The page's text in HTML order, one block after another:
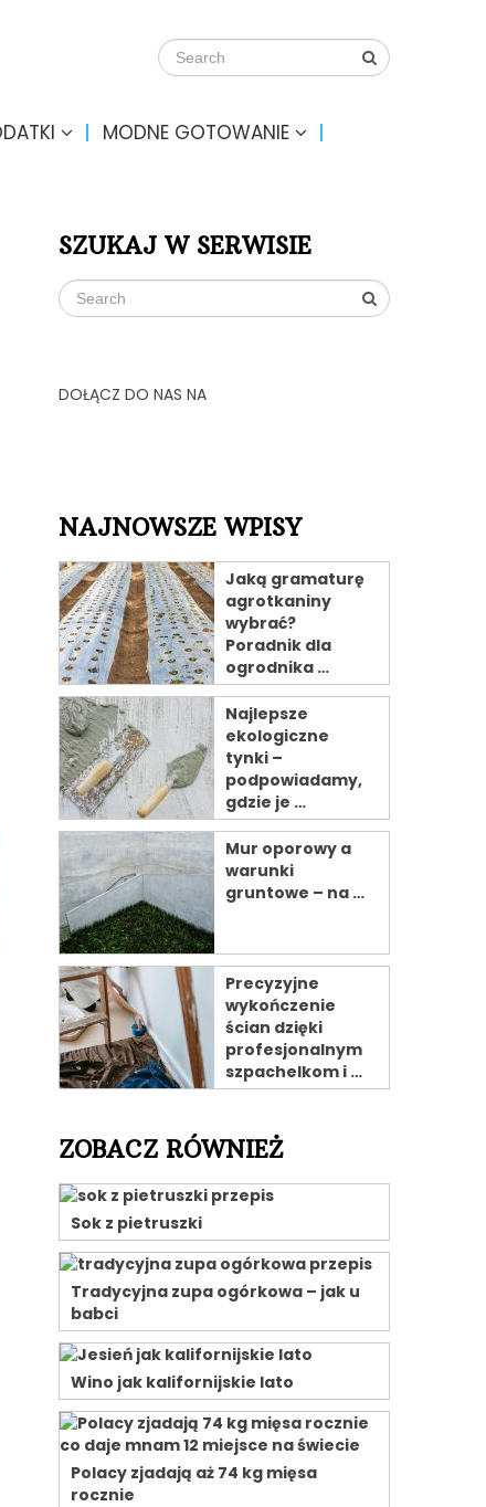
MODNE GOTOWANIE
SZUKAJ W SERWISIE
DOŁĄCZ DO NAS NA
NAJNOWSZE WPISY
Jaką gramaturę
agrotkaniny
wybrać?
Poradnik dla
ogrodnika …
Najlepsze
ekologiczne
tynki –
podpowiadamy,
gdzie je …
Mur oporowy a
warunki
gruntowe – na …
Precyzyjne
wykończenie
ścian dzięki
profesjonalnym
szpachelkom i …
ZOBACZ RÓWNIEŻ
Sok z pietruszki
Tradycyjna zupa ogórkowa – jak u
babci
Wino jak kalifornijskie lato
Polacy zjadają aż 74 kg mięsa
rocznie